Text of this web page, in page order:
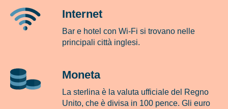
Internet
Bar e hotel con Wi-Fi si trovano nelle
principali città inglesi.
Moneta
La sterlina è la valuta ufficiale del Regno
Unito, che è divisa in 100 pence. Gli euro